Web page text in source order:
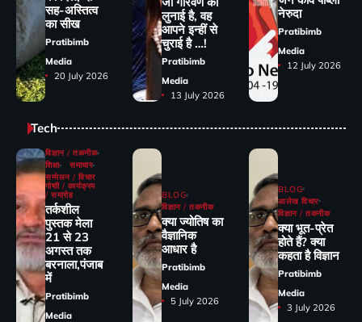
सह-अस्तित्व
का सीख
Pratibimb
Media
20 July 2026
लुनाई है, वह
आपने इन्हीं से
चुराई है …!
Pratibimb
Media
13 July 2026
नेरुदा
Pratibimb
Media
12 July 2026
Tech
विज्ञान / तकनीक
शिक्षा
समाचार
सम्मेलन / विचार
गोष्ठी / कार्यक्रम
/ समारोह
तर्कशील
पुस्तक मेला
21 से 23
अगस्त तक
बरनाला,पंजाब
में
Pratibimb
Media
BLOG
विज्ञान / तकनीक
क्या ज्योतिष का
वैज्ञानिक
आधार है
Pratibimb
Media
5 July 2026
BLOG
आलेख विचार
विज्ञान / तकनीक
क्या भूत-प्रेत
होते हैं? क्या
कहता है विज्ञान
Pratibimb
Media
3 July 2026